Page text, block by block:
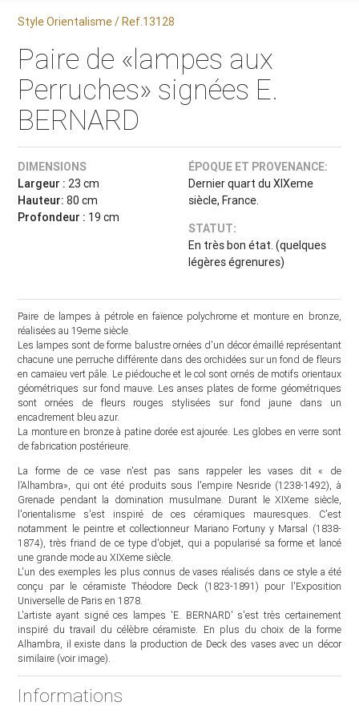
Style Orientalisme / Ref.13128
Paire de «lampes aux
Perruches» signées E.
BERNARD
DIMENSIONS
Largeur : 23 cm
Hauteur: 80 cm
Profondeur : 19 cm
ÉPOQUE ET PROVENANCE:
Dernier quart du XIXeme
siècle, France.
STATUT:
En très bon état. (quelques
légères égrenures)
Paire de lampes à pétrole en faïence polychrome et monture en bronze,
réalisées au 19eme siècle.
Les lampes sont de forme balustre ornées d'un décor émaillé représentant
chacune une perruche différente dans des orchidées sur un fond de fleurs
en camaïeu vert pâle. Le piédouche et le col sont ornés de motifs orientaux
géométriques sur fond mauve. Les anses plates de forme géométriques
sont ornées de fleurs rouges stylisées sur fond jaune dans un
encadrement bleu azur.
La monture en bronze à patine dorée est ajourée. Les globes en verre sont
de fabrication postérieure.
La forme de ce vase n'est pas sans rappeler les vases dit « de
l’Alhambra», qui ont été produits sous l'empire Nesride (1238-1492), à
Grenade pendant la domination musulmane. Durant le XIXeme siècle,
l'orientalisme s'est inspiré de ces céramiques mauresques. C'est
notamment le peintre et collectionneur Mariano Fortuny y Marsal (1838-
1874), très friand de ce type d'objet, qui a popularisé sa forme et lancé
une grande mode au XIXeme siècle.
L'un des exemples les plus connus de vases réalisés dans ce style a été
conçu par le céramiste Théodore Deck (1823-1891) pour l'Exposition
Universelle de Paris en 1878.
L'artiste ayant signé ces lampes 'E. BERNARD' s'est très certainement
inspiré du travail du célèbre céramiste. En plus du choix de la forme
Alhambra, il existe dans la production de Deck des vases avec un décor
similaire (voir image).
Informations